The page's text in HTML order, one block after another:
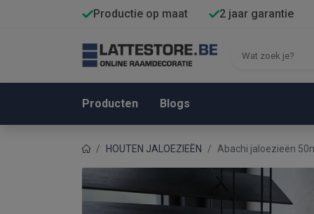
Productie op maat 2 jaar garantie
Producten Blogs
HOUTEN JALOEZIEËN Abachi jaloezieën